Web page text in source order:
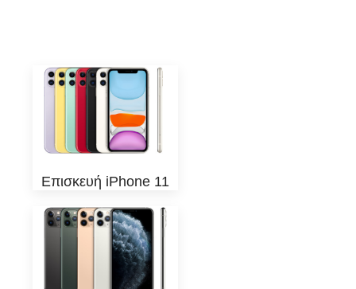
Επισκευή iPhone 11